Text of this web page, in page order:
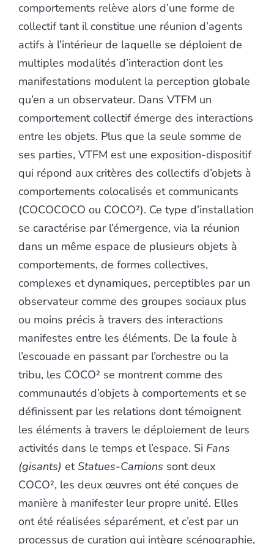
comportements relève alors d’une forme de
collectif tant il constitue une réunion d’agents
actifs à l’intérieur de laquelle se déploient de
multiples modalités d’interaction dont les
manifestations modulent la perception globale
qu’en a un observateur. Dans VTFM un
comportement collectif émerge des interactions
entre les objets. Plus que la seule somme de
ses parties, VTFM est une exposition-dispositif
qui répond aux critères des collectifs d’objets à
comportements colocalisés et communicants
(COCOCOCO ou COCO²). Ce type d’installation
se caractérise par l’émergence, via la réunion
dans un même espace de plusieurs objets à
comportements, de formes collectives,
complexes et dynamiques, perceptibles par un
observateur comme des groupes sociaux plus
ou moins précis à travers des interactions
manifestes entre les éléments. De la foule à
l’escouade en passant par l’orchestre ou la
tribu, les COCO² se montrent comme des
communautés d’objets à comportements et se
définissent par les relations dont témoignent
les éléments à travers le déploiement de leurs
activités dans le temps et l’espace. Si Fans
(gisants) etStatues-Camions sont deux
COCO², les deux œuvres ont été conçues de
manière à manifester leur propre unité. Elles
ont été réalisées séparément, et c’est par un
processus de curation qui intègre scénographie,